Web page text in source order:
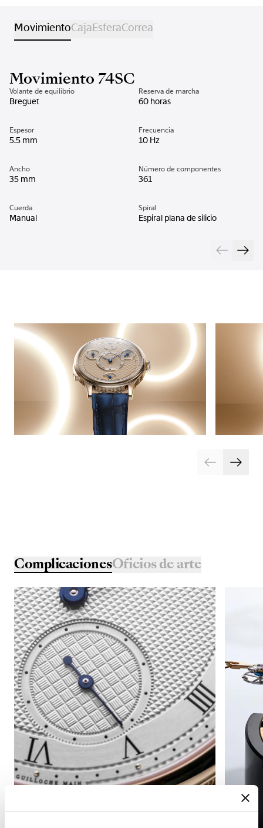
MovimientoCajaEsferaCorrea
Movimiento 74SC
Volante de equilibrio
Breguet
Reserva de marcha
60 horas
Espesor
5.5 mm
Frecuencia
10 Hz
Ancho
35 mm
Número de componentes
361
Cuerda
Manual
Spiral
Espiral plana de silicio
ComplicacionesOficios de arte